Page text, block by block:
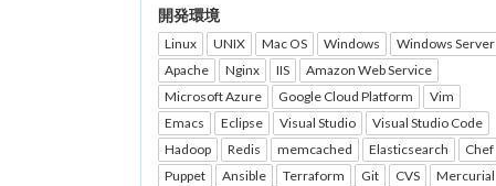
開発環境
Linux UNIX Mac OS Windows
Windows Server
Apache
Nginx IIS
Amazon Web Service
Microsoft Azure
Google Cloud Platform
Vim
Emacs
Eclipse Visual Studio
Visual Studio Code
Hadoop
Redis memcached Elasticsearch
Chef
Puppet
Ansible Terraform Git CVS
Mercurial